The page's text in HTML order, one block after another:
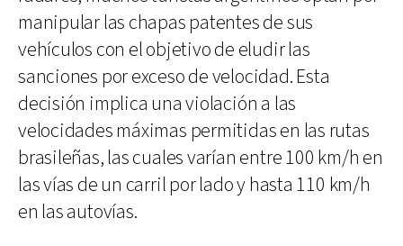
manipular las chapas patentes de sus
vehículos con el objetivo de eludir las
sanciones por exceso de velocidad. Esta
decisión implica una violación a las
velocidades máximas permitidas en las rutas
brasileñas, las cuales varían entre 100 km/h en
las vías de un carril por lado y hasta 110 km/h
en las autovías.